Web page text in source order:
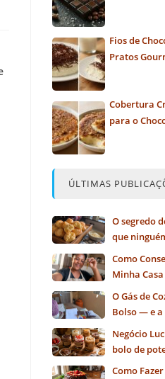
Fios de
Pratos
Cobertura
para o
ÚLTIMAS
O segredo
que
Como
Minha
O Gás de
Bolso — e a
Negócio
bolo de
Como